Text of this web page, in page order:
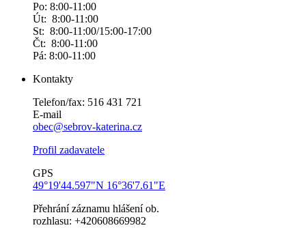
Po: 8:00-11:00
Út: 8:00-11:00
St: 8:00-11:00/15:00-17:00
Čt: 8:00-11:00
Pá: 8:00-11:00
Kontakty
Telefon/fax: 516 431 721
E-mail
obec@sebrov-katerina.cz
Profil zadavatele
GPS
49°19'44.597"N 16°36'7.61"E
Přehrání záznamu hlášení ob.
rozhlasu: +420608669982